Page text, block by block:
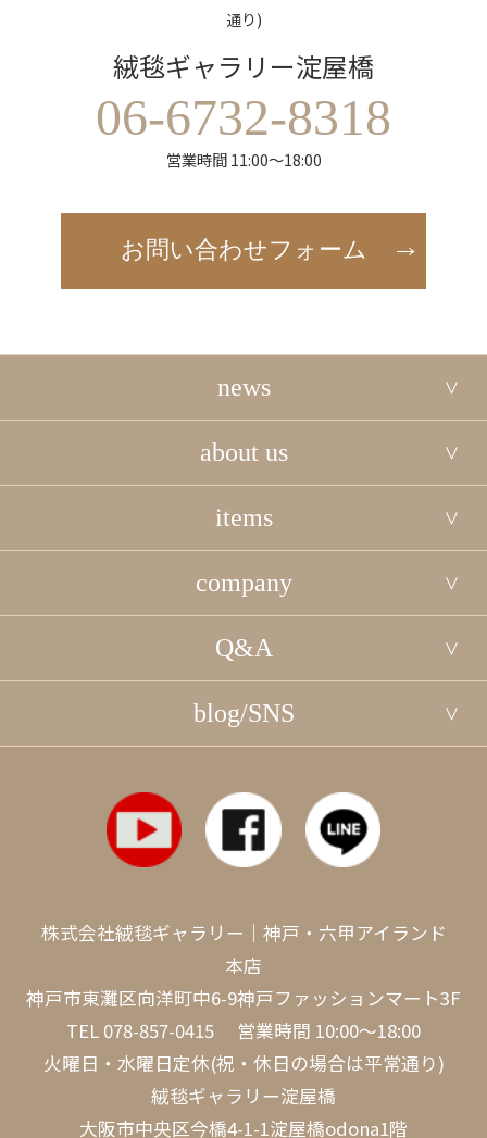
通り)
絨毯ギャラリー淀屋橋
06-6732-8318
営業時間 11:00～18:00
お問い合わせフォーム
news
about us
items
company
Q&A
blog/SNS
株式会社絨毯ギャラリー｜神戸・六甲アイランド
本店
神戸市東灘区向洋町中6-9神戸ファッションマート3F
TEL 078-857-0415 営業時間 10:00～18:00
火曜日・水曜日定休(祝・休日の場合は平常通り)
絨毯ギャラリー淀屋橋
大阪市中央区今橋4-1-1淀屋橋odona1階